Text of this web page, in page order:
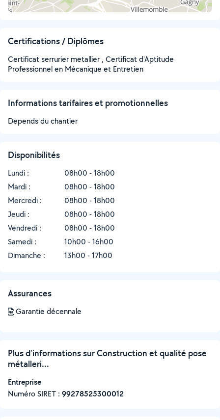
Certifications / Diplômes
Certificat serrurier metallier , Certificat d'Aptitude
Professionnel en Mécanique et Entretien
Informations tarifaires et promotionnelles
Depends du chantier
Disponibilités
Lundi :
08h00 - 18h00
Mardi :
08h00 - 18h00
Mercredi :
08h00 - 18h00
Jeudi :
08h00 - 18h00
Vendredi :
08h00 - 18h00
Samedi :
10h00 - 16h00
Dimanche :
13h00 - 17h00
Assurances
Garantie décennale
Plus d’informations sur Construction et qualité pose
métalleri...
Entreprise
Numéro SIRET : ‍99278525300012